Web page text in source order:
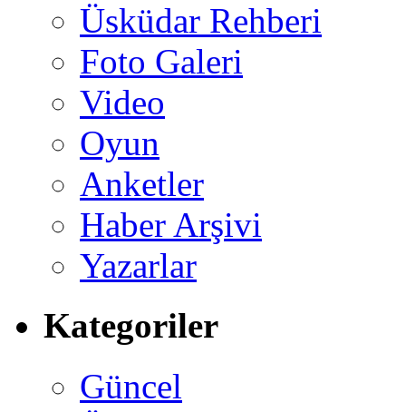
Üsküdar Rehberi
Foto Galeri
Video
Oyun
Anketler
Haber Arşivi
Yazarlar
Kategoriler
Güncel